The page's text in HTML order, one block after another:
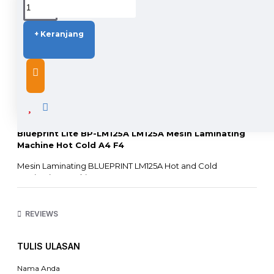
+ Keranjang
DESCRIPTION
Blueprint Lite BP-LM125A LM125A Mesin Laminating
Machine Hot Cold A4 F4
Mesin Laminating BLUEPRINT LM125A Hot and Cold
Laminating Machine A4 F4
- Jenis Laminating : Dingin dan Panas
- Ketebalan Dokumen : Maks 0,6 mm
- Power Supply : 220 - 240 VAC 50Hz
REVIEWS
TULIS ULASAN
Nama Anda